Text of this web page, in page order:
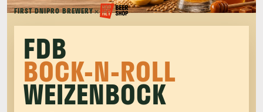
FIRST DNIPRO BREWERY×
FDB
BOCK-N-ROLL
WEIZENBOCK